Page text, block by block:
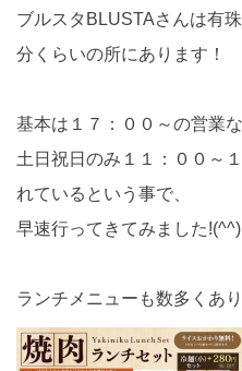
ブルスタBLUSTAさんは有
分くらいの所にあります！
基本は１７：００～の営業な
土日祝日のみ１１：００～
れているという事で、
早速行ってきてみました
ランチメニューも数多くあり